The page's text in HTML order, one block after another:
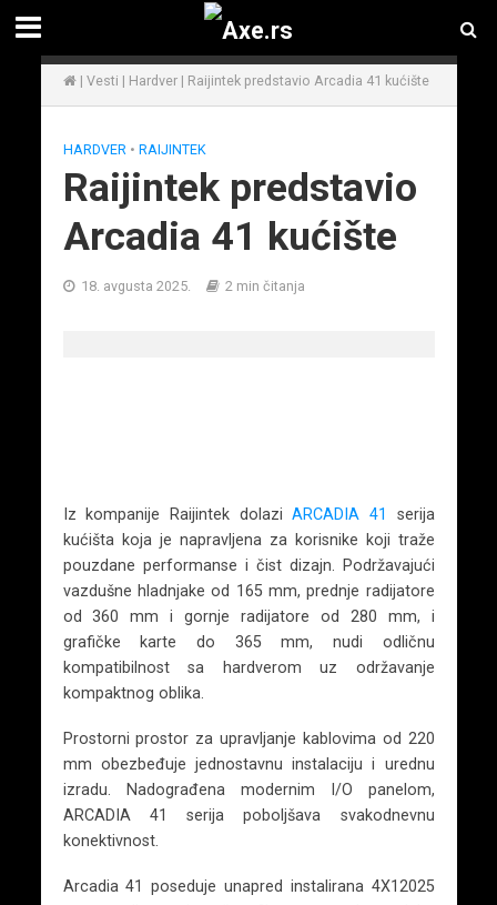
| Vesti | Hardver| Raijintek predstavio Arcadia 41 kućište
HARDVER • RAIJINTEK
Raijintek predstavio
Arcadia 41 kućište
18. avgusta 2025. 2 min čitanja
Iz kompanije Raijintek dolaziARCADIA 41
serija
kućišta koja je napravljena za korisnike koji traže
pouzdane performanse i čist dizajn. Podržavajući
vazdušne hladnjake od 165 mm, prednje radijatore
od 360 mm i gornje radijatore od 280 mm, i
grafičke karte do 365 mm, nudi odličnu
kompatibilnost sa hardverom uz održavanje
kompaktnog oblika.
Prostorni prostor za upravljanje kablovima od 220
mm obezbeđuje jednostavnu instalaciju i urednu
izradu. Nadograđena modernim I/O panelom,
ARCADIA 41 serija poboljšava svakodnevnu
konektivnost.
Arcadia 41 poseduje unapred instalirana 4X12025